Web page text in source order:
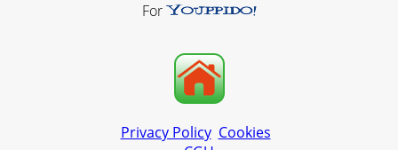
For
Privacy Policy Cookies